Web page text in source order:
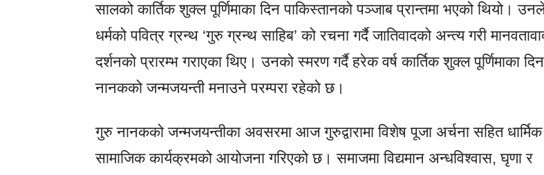
सालको कार्तिक शुक्ल पूर्णिमाका दिन पाकिस्तानको पञ्जाब प्रान्तमा भएको थियो।
धर्मको पवित्र ग्रन्थ ‘गुरु ग्रन्थ साहिब’ को रचना गर्दै जातिवादको अन्त्य गरी
दर्शनको प्रारम्भ गराएका थिए। उनको स्मरण गर्दै हरेक वर्ष कार्तिक शुक्ल पूर्णिमाका
नानकको जन्मजयन्ती मनाउने परम्परा रहेको छ।
गुरु नानकको जन्मजयन्तीका अवसरमा आज गुरुद्वारामा विशेष पूजा अर्चना सहित
सामाजिक कार्यक्रमको आयोजना गरिएको छ। समाजमा विद्यमान अन्धविश्वास, घृणा र